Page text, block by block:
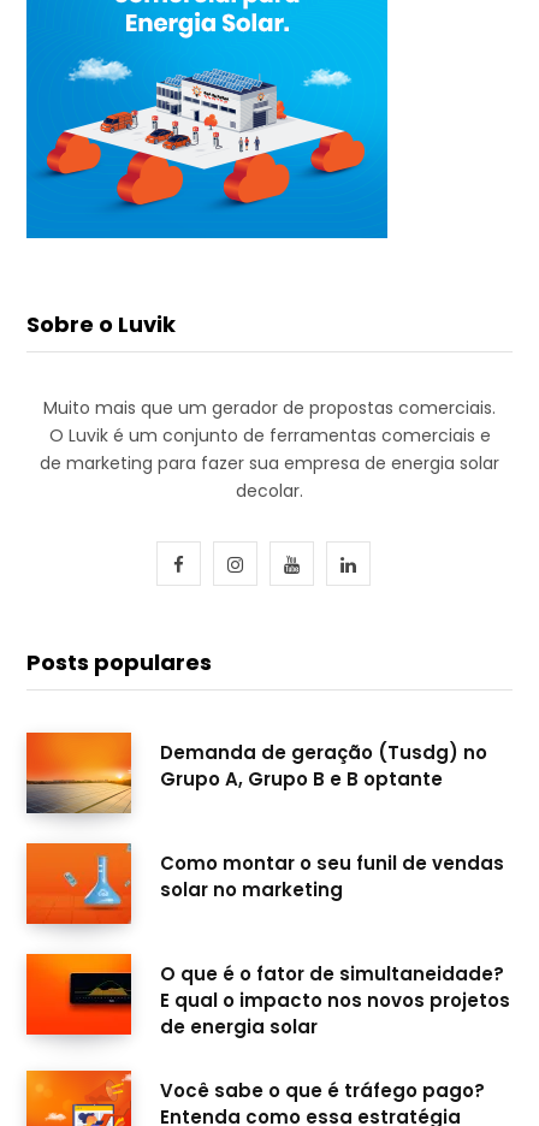
Sobre o Luvik
Muito mais que um gerador de propostas comerciais.
O Luvik é um conjunto de ferramentas comerciais e
de marketing para fazer sua empresa de energia solar
decolar.
c
e
o
k
I
t
g
a
Y
T
b
L
k
e
d
n
Posts populares
Demanda de geração (Tusdg) no
Grupo A, Grupo B e B optante
Como montar o seu funil de vendas
solar no marketing
O que é o fator de simultaneidade?
E qual o impacto nos novos projetos
de energia solar
Você sabe o que é tráfego pago?
Entenda como essa estratégia